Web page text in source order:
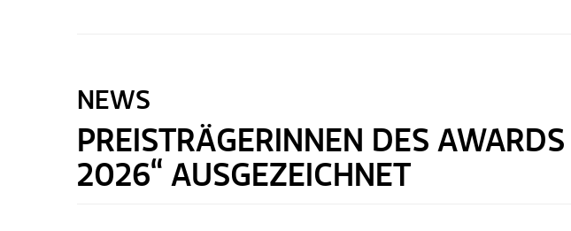
NEWS
PREISTRÄGERINNEN DES
2026“ AUSGEZEICHNET